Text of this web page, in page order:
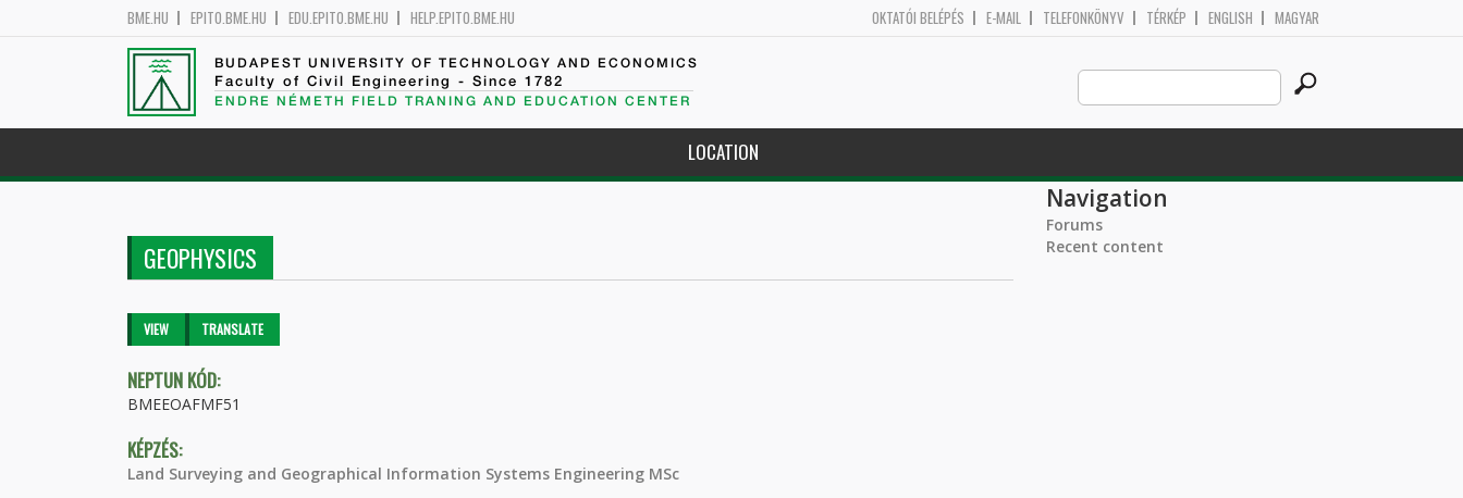
BME.HU EPITO.BME.HU EDU.EPITO.BME.HU HELP.EPITO.BME.HU OKTATÓI BELÉPÉS E-MAIL TELEFONKÖNYV TÉRKÉP ENGLISH MAGYAR
BUDAPEST UNIVERSITY OF TECHNOLOGY AND ECONOMICS
Faculty of Civil Engineering - Since 1782
ENDRE NÉMETH FIELD TRANING AND EDUCATION CENTER
Search
this
site
LOCATION
GEOPHYSICS
Primary tabs
VIEW (ACTIVETRANSLATE
NEPTUN KÓD:
BMEEOAFMF51
KÉPZÉS:
Land Surveying and Geographical Information Systems Engineering MSc
Navigation
Forums
Recent content